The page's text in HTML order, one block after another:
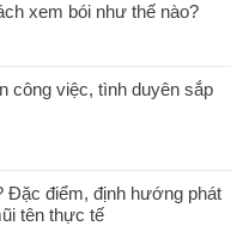
xem bói như thế nào?
công việc, tình duyên sắp
Đặc điểm, định hướng phát
tên thực tế